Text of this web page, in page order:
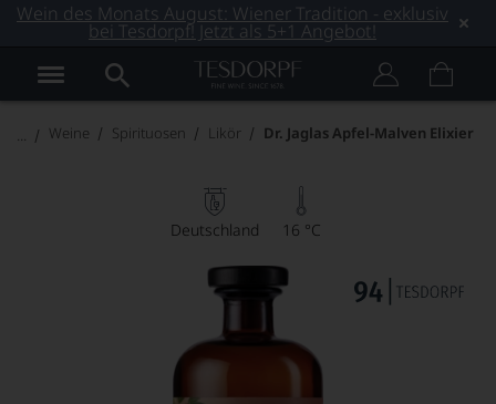
Wein des Monats August: Wiener Tradition - exklusiv
bei Tesdorpf! Jetzt als 5+1 Angebot!
Weine Spirituosen Likör Dr. Jaglas Apfel-Malven Elixier
Deutschland 16 °C